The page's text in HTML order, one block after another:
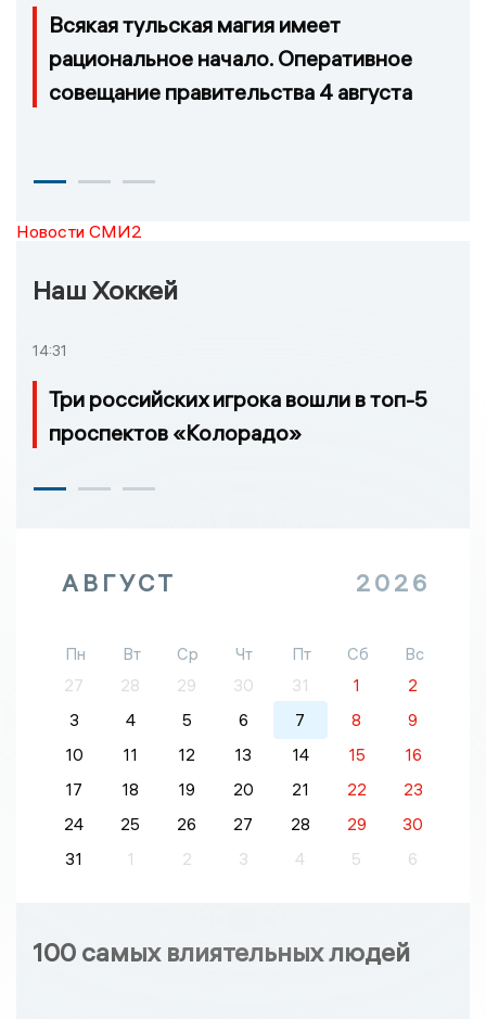
Всякая тульская магия имеет
рациональное начало. Оперативное
совещание правительства 4 августа
Новости СМИ2
Наш Хоккей
14:31
Три российских игрока вошли в топ-5
проспектов «Колорадо»
АВГУСТ 2026
Пн Вт Ср Чт Пт Сб
Вс
27
28 29 30 31 1
2
3
4 5 6 7 8
9
10
11 12 13 14 15
16
17
18 19 20 21 22
23
24
25 26 27 28 29
30
31
1 2 3 4 5 6
100 самых влиятельных людей